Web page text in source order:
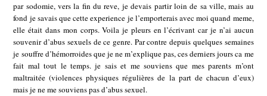
par sodomie, vers la fin du reve, je devais partir loin de sa ville, mais au
fond je savais que cette experience je l’emporterais avec moi quand meme,
elle était dans mon corps. Voila je pleurs en l’écrivant car je n’ai aucun
souvenir d’abus sexuels de ce genre. Par contre depuis quelques semaines
je souffre d’hémorroides que je ne m’explique pas, ces derniers jours ca me
fait mal tout le temps. je sais et me souviens que mes parents m’ont
maltraitée (violences physiques régulières de la part de chacun d’eux)
mais je ne me souviens pas d’abus sexuel.